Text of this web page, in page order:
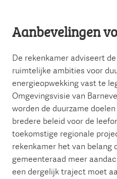
Aanbevelingen
De rekenkamer adviseert
ruimtelijke ambities voor
energieopwekking vast te
Omgevingsvisie van
worden de duurzame
bredere beleid voor de
toekomstige regionale
rekenkamer het van belang
gemeenteraad meer
een dergelijk traject moet